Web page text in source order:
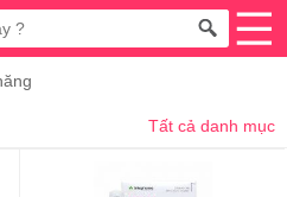
Tất cả danh mục